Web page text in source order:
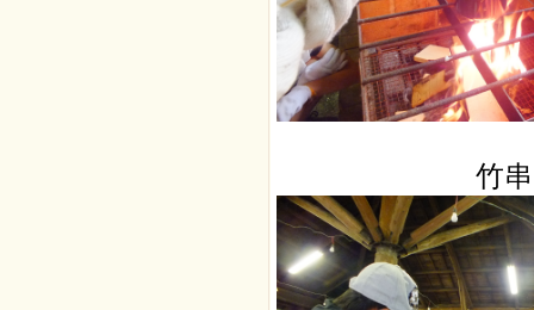
竹